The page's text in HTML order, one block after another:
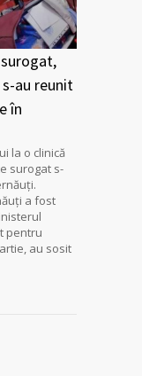
au reunit
în
la o clinică
surogat s-
a fost
pentru
au sosit